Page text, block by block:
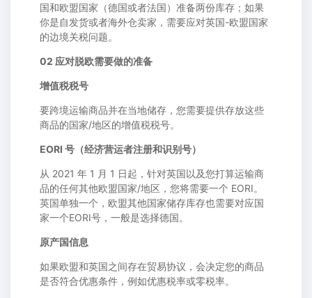
国和欧盟国家（德国或者法国）准备两份库存；如果
你是自发货或者海外仓卖家，需要应对英国-欧盟国家
的边境关税问题。
02 应对脱欧需要做的准备
增值税税号
要跨境运输商品并在当地储存，您需要提供存放这些
商品的国家/地区的增值税税号。
EORI 号（经济营运者注册和识别号）
从 2021 年 1 月 1 日起，针对英国以及您打算运输商
品的任何其他欧盟国家/地区，您将需要一个 EORI。
英国单独一个，欧盟其他国家储存库存也需要对应国
家一个EORI号，一般是选择德国。
原产国信息
如果欧盟和英国之间存在贸易协议，会决定您的商品
是否符合优惠条件，例如优惠税率或零税率。